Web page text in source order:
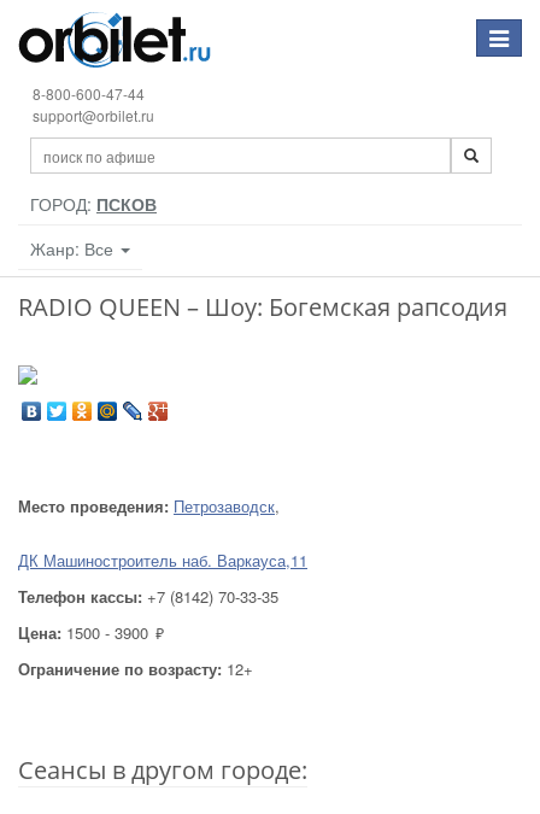
Toggle
8-800-600-47-44
support@orbilet.ru
ГОРОД: ПСКОВ
Жанр: Все
RADIO QUEEN – Шоу: Богемская рапсодия
Место проведения: Петрозаводск,
ДК Машиностроитель наб. Варкауса,11
Телефон кассы: +7 (8142) 70-33-35
Цена: 1500 - 3900 руб.
Ограничение по возрасту: 12+
Cеансы в другом городе: